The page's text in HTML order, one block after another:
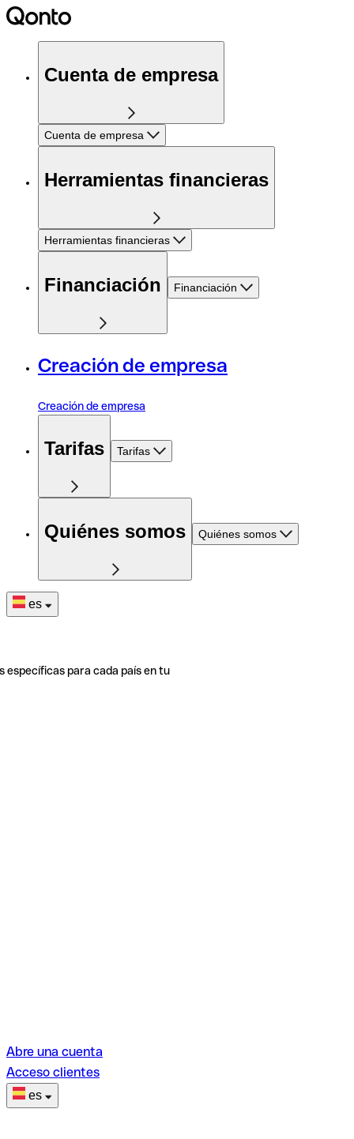
Cuenta de empresa
Cuenta de empresa
Herramientas financieras
Herramientas financieras
Financiación Financiación
Creación de empresa
Creación de empresa
Tarifas Tarifas
Quiénes somos Quiénes somos
es
específicas para cada país en tu
Abre una cuenta
Acceso clientes
es